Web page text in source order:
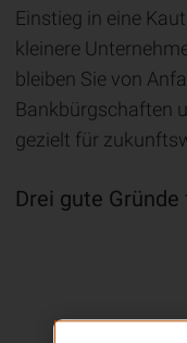
Einstieg in eine
kleinere
bleiben Sie von
Bankbürgschaften
gezielt für
Drei gute